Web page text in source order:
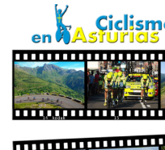
CICLISMO EN